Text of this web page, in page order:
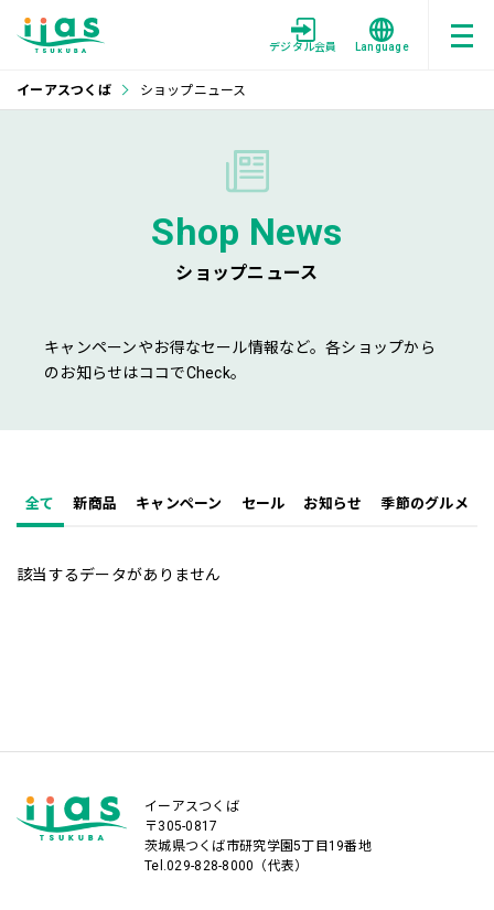
デジタル会員 Language
イーアスつくば ショップニュース
Shop News
ショップニュース
キャンペーンやお得なセール情報など。各ショップから
のお知らせはココでCheck。
全て 新商品 キャンペーン セール お知らせ 季節のグルメ
該当するデータがありません
イーアスつくば
〒305-0817
茨城県つくば市研究学園5丁目19番地
Tel.029-828-8000（代表）